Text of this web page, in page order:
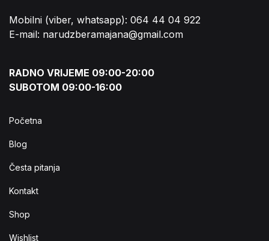
Mobilni (viber, whatsapp): 064 44 04 922
E-mail: narudzberamajana@gmail.com
RADNO VRIJEME 09:00-20:00
SUBOTOM 09:00-16:00
Početna
Blog
Česta pitanja
Kontakt
Shop
Wishlist